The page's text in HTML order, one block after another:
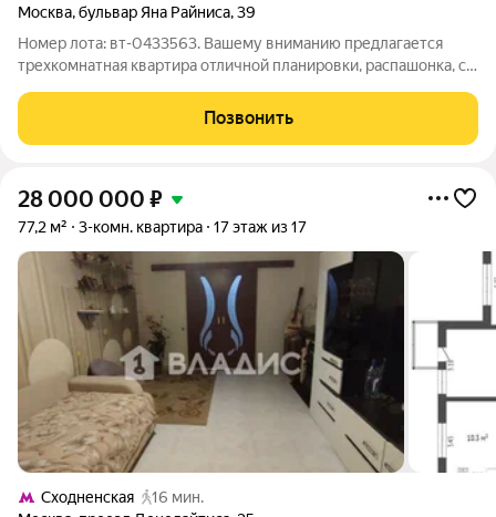
Москва,бульвар Яна Райниса,39
Номер лота: вт-0433563. Вашему вниманию предлагается
трехкомнатная квартира отличной планировки, распашонка, с
что удобно для большой семьи. Имеется лоджия и балкон.
Квартира требует ремонта.
Позвонить
28 000 000 ₽
77,2 м² 3-комн. квартира 17 этаж из 17
Сходненская
16 мин.